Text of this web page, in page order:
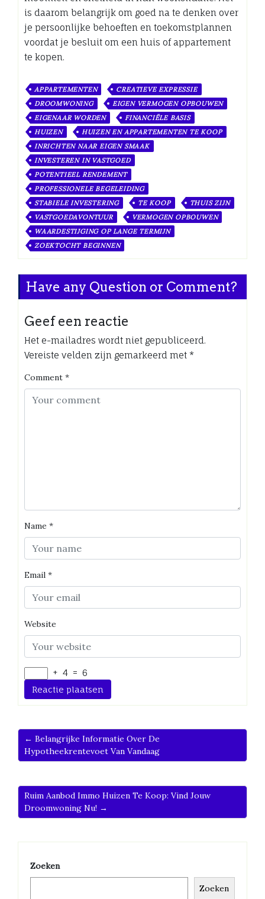
is daarom belangrijk om goed na te denken over
je persoonlijke behoeften en toekomstplannen
voordat je besluit om een huis of appartement
te kopen.
APPARTEMENTEN
CREATIEVE EXPRESSIE
DROOMWONING
EIGEN VERMOGEN OPBOUWEN
EIGENAAR WORDEN
FINANCIËLE BASIS
HUIZEN
HUIZEN EN APPARTEMENTEN TE KOOP
INRICHTEN NAAR EIGEN SMAAK
INVESTEREN IN VASTGOED
POTENTIEEL RENDEMENT
PROFESSIONELE BEGELEIDING
STABIELE INVESTERING
TE KOOP
THUIS ZIJN
VASTGOEDAVONTUUR
VERMOGEN OPBOUWEN
WAARDESTIJGING OP LANGE TERMIJN
ZOEKTOCHT BEGINNEN
Have any Question or Comment?
Geef een reactie
Het e-mailadres wordt niet gepubliceerd.
Vereiste velden zijn gemarkeerd met *
Comment *
Name *
Email *
Website
+ 4 = 6
← Belangrijke Informatie Over De
Hypotheekrentevoet Van Vandaag
Ruim Aanbod Immo Huizen Te Koop: Vind Jouw
Droomwoning Nu! →
Zoeken
Zoeken